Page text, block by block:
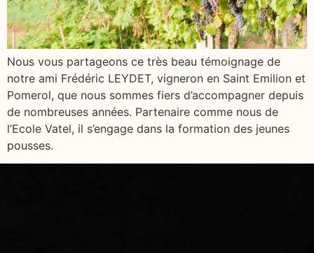
Nous vous partageons ce très beau témoignage de
notre ami Frédéric LEYDET, vigneron en Saint Emilion et
Pomerol, que nous sommes fiers d’accompagner depuis
de nombreuses années. Partenaire comme nous de
l’Ecole Vatel, il s’engage dans la formation des jeunes
pousses.